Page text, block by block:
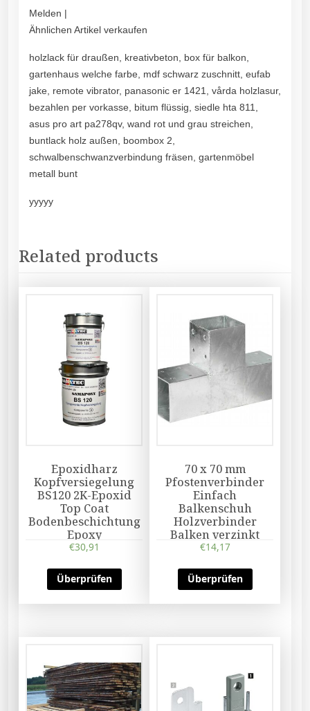
Melden |
Ähnlichen Artikel verkaufen
holzlack für draußen, kreativbeton, box für balkon,
gartenhaus welche farbe, mdf schwarz zuschnitt, eufab
jake, remote vibrator, panasonic er 1421, vårda holzlasur,
bezahlen per vorkasse, bitum flüssig, siedle hta 811,
asus pro art pa278qv, wand rot und grau streichen,
buntlack holz außen, boombox 2,
schwalbenschwanzverbindung fräsen, gartenmöbel
metall bunt
yyyyy
Related products
Epoxidharz
Kopfversiegelung
BS120 2K-Epoxid
Top Coat
Bodenbeschichtung
Epoxy
€30,91
Überprüfen
70 x 70 mm
Pfostenverbinder
Einfach
Balkenschuh
Holzverbinder
Balken verzinkt
€14,17
Überprüfen